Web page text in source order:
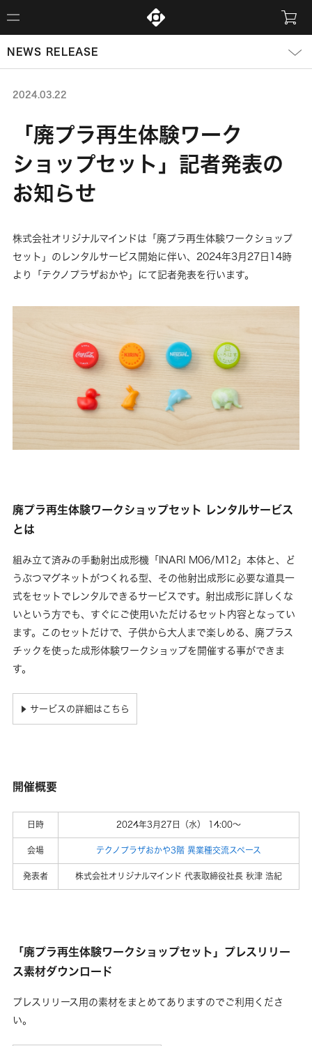
NEWS RELEASE
2024.03.22
「廃プラ再生体験ワーク
ショップセット」記者発表の
お知らせ
株式会社オリジナルマインドは「廃プラ再生体験ワークショップ
セット」のレンタルサービス開始に伴い、2024年3月27日14時
より「テクノプラザおかや」にて記者発表を行います。
廃プラ再生体験ワークショップセット レンタルサービス
とは
組み立て済みの手動射出成形機「INARI M06/M12」本体と、ど
うぶつマグネットがつくれる型、その他射出成形に必要な道具一
式をセットでレンタルできるサービスです。射出成形に詳しくな
いという方でも、すぐにご使用いただけるセット内容となってい
ます。このセットだけで、子供から大人まで楽しめる、廃プラス
チックを使った成形体験ワークショップを開催する事ができま
す。
▶ サービスの詳細はこちら
開催概要
日時 2024年3月27日（水） 14:00～
会場 テクノプラザおかや3階 異業種交流スペース
発表者 株式会社オリジナルマインド 代表取締役社長 秋津 浩紀
「廃プラ再生体験ワークショップセット」プレスリリー
ス素材ダウンロード
プレスリリース用の素材をまとめてありますのでご利用くださ
い。